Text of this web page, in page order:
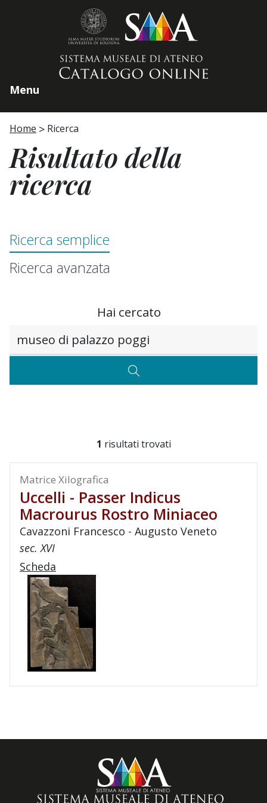
Menu
Home Ricerca
Risultato della
ricerca
Ricerca semplice
Ricerca avanzata
Hai cercato
CERCA
1 risultati trovati
Matrice Xilografica
Uccelli - Passer Indicus
Macrourus Rostro Miniaceo
Cavazzoni Francesco - Augusto Veneto
sec. XVI
Scheda